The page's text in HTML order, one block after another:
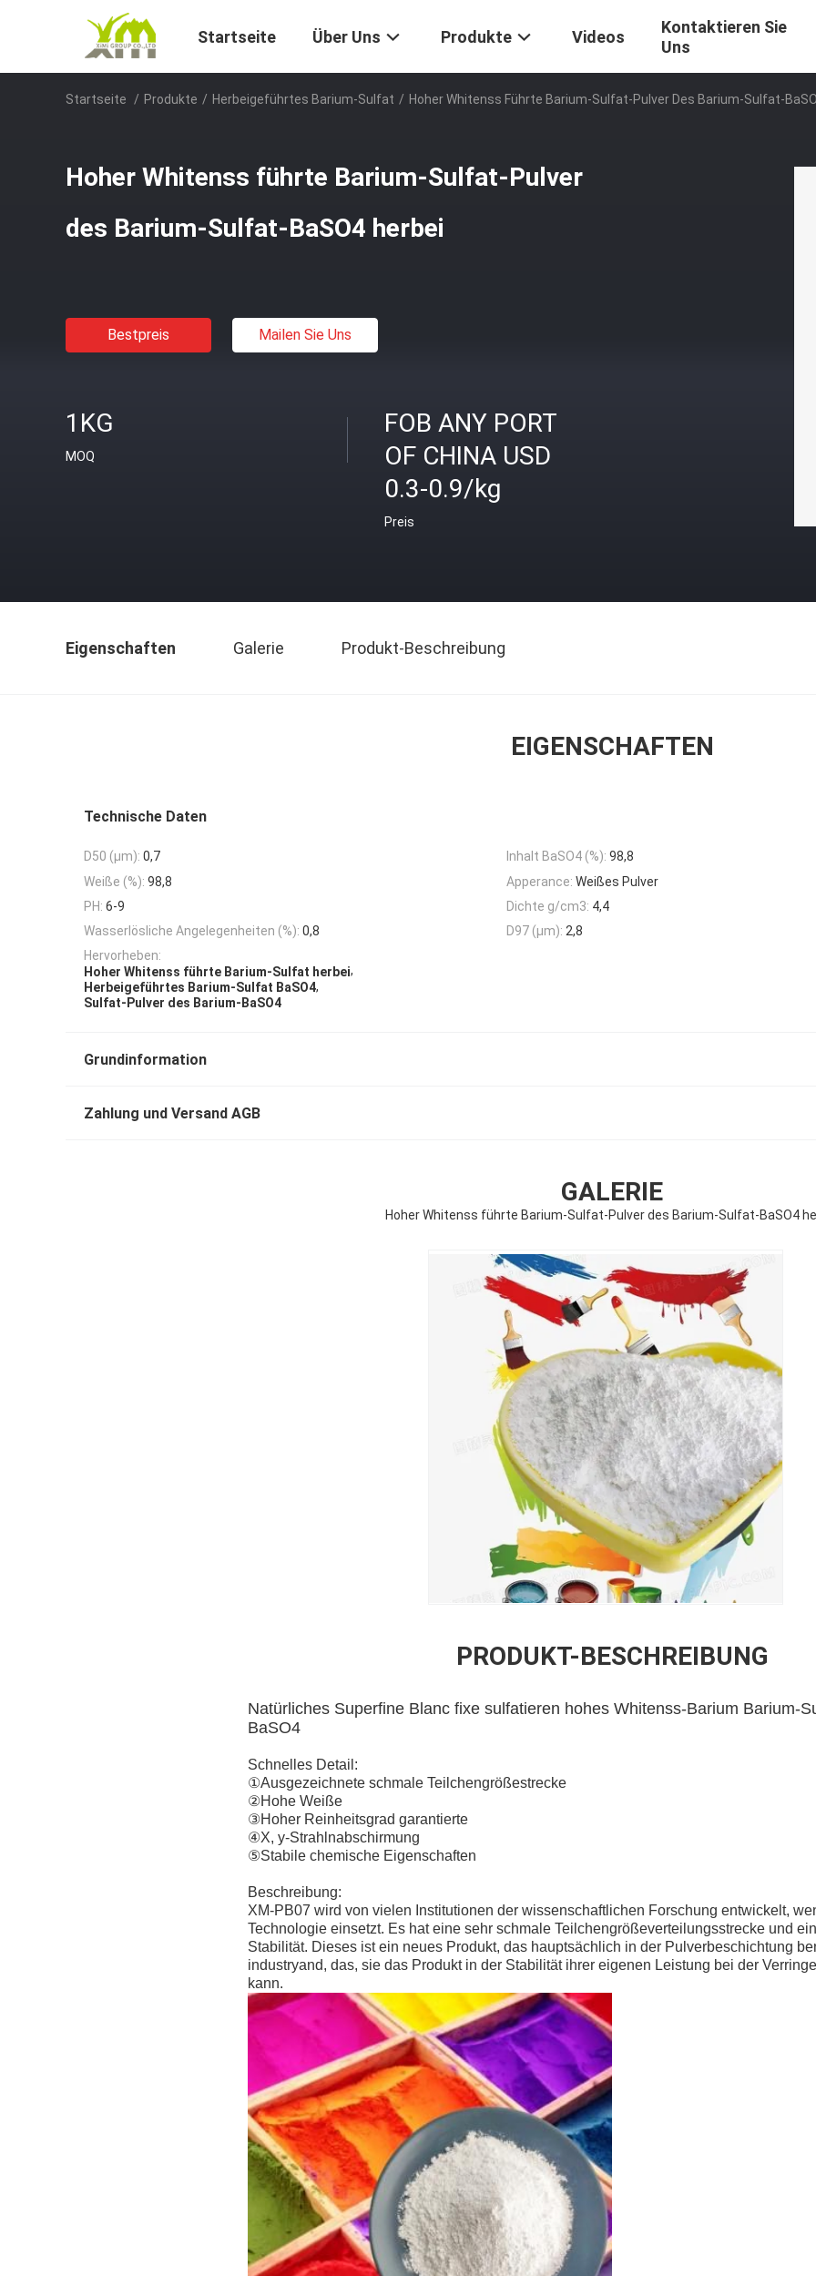
Startseite Über Uns Produkte Videos
Kontaktieren Sie
Uns
Startseite / Produkte / Herbeigeführtes Barium-Sulfat / Hoher Whitenss Führte Barium-Sulfat-Pulver Des Barium-Sulfat-
Hoher Whitenss führte Barium-Sulfat-Pulver
des Barium-Sulfat-BaSO4 herbei
Bestpreis Mailen Sie Uns
1KG
MOQ
FOB ANY PORT
OF CHINA USD
0.3-0.9/kg
Preis
Eigenschaften Galerie Produkt-Beschreibung
EIGENSCHAFTEN
Technische Daten
D50 (μm): 0,7 Inhalt BaSO4 (%): 98,8
Weiße (%): 98,8 Apperance: Weißes Pulver
PH: 6-9 Dichte g/cm3: 4,4
Wasserlösliche Angelegenheiten (%): 0,8 D97 (μm): 2,8
Hervorheben:
Hoher Whitenss führte Barium-Sulfat herbei,
Herbeigeführtes Barium-Sulfat BaSO4,
Sulfat-Pulver des Barium-BaSO4
Grundinformation
Zahlung und Versand AGB
GALERIE
Hoher Whitenss führte Barium-Sulfat-Pulver des Barium-Sulfat-BaSO4
PRODUKT-BESCHREIBUNG
Natürliches Superfine Blanc fixe sulfatieren hohes Whitenss-Barium Barium-
BaSO4
Schnelles Detail:
①Ausgezeichnete schmale Teilchengrößestrecke
②Hohe Weiße
③Hoher Reinheitsgrad garantierte
④X, y-Strahlnabschirmung
⑤Stabile chemische Eigenschaften
Beschreibung:
XM-PB07 wird von vielen Institutionen der wissenschaftlichen Forschung entwickelt,
Technologie einsetzt. Es hat eine sehr schmale Teilchengrößeverteilungsstrecke und
Stabilität. Dieses ist ein neues Produkt, das hauptsächlich in der Pulverbeschichtung
industryand, das, sie das Produkt in der Stabilität ihrer eigenen Leistung bei der
kann.